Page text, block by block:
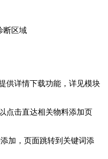
断区域
供详情下载功能，详见模块
点击直达相关物料添加页
，页面跳转到关键词添